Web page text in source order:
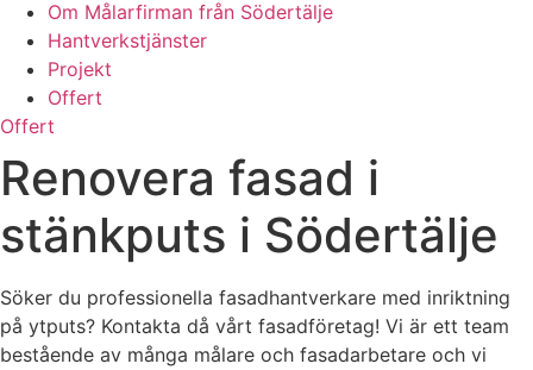
Om Målarfirman från Södertälje
Hantverkstjänster
Projekt
Offert
Offert
Renovera fasad i
stänkputs i Södertälje
Söker du professionella fasadhantverkare med inriktning
på ytputs? Kontakta då vårt fasadföretag! Vi är ett team
bestående av många målare och fasadarbetare och vi